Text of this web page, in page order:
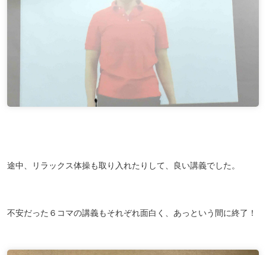
途中、リラックス体操も取り入れたりして、良い講義でした。
不安だった６コマの講義もそれぞれ面白く、あっという間に終了！